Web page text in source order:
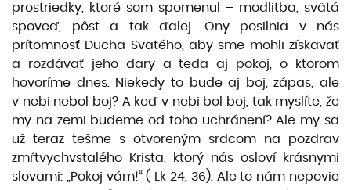
prostriedky, ktoré som spomenul – modlitba, svätá
spoveď, pôst a tak ďalej. Ony posilnia v nás
prítomnosť Ducha Svätého, aby sme mohli získavať
a rozdávať jeho dary a teda aj pokoj, o ktorom
hovoríme dnes. Niekedy to bude aj boj, zápas, ale
v nebi nebol boj? A keď v nebi bol boj, tak myslíte, že
my na zemi budeme od toho uchránení? Ale my sa
už teraz tešme s otvoreným srdcom na pozdrav
zmŕtvychvstalého Krista, ktorý nás osloví krásnymi
slovami: „Pokoj vám!“ ( Lk 24, 36). Ale to nám nepovie